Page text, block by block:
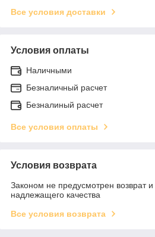
Все условия доставки
Условия оплаты
Наличными
Безналичный расчет
Безналиный расчет
Все условия оплаты
Условия возврата
Законом не предусмотрен возврат
надлежащего качества
Все условия возврата